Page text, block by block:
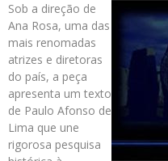
Sob a direção de
Ana Rosa, uma das
mais renomadas
atrizes e diretoras
do país, a peça
apresenta um texto
de Paulo Afonso de
Lima que une
rigorosa pesquisa